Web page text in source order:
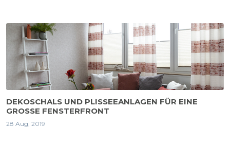
DEKOSCHALS UND PLISSEEANLAGEN FÜR EINE
GROSSE FENSTERFRONT
28 Aug, 2019